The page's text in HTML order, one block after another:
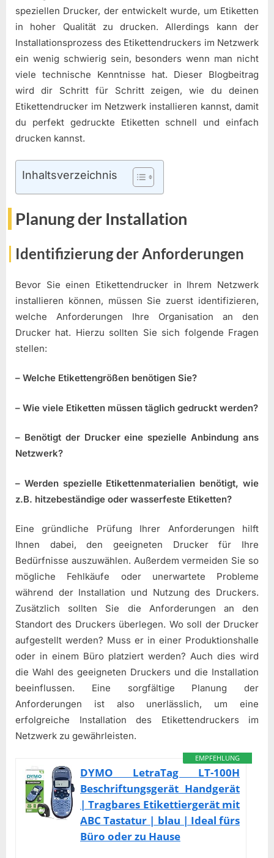
speziellen Drucker, der entwickelt wurde, um Etiketten
in hoher Qualität zu drucken. Allerdings kann der
Installationsprozess des Etikettendruckers im Netzwerk
ein wenig schwierig sein, besonders wenn man nicht
viele technische Kenntnisse hat. Dieser Blogbeitrag
wird dir Schritt für Schritt zeigen, wie du deinen
Etikettendrucker im Netzwerk installieren kannst, damit
du perfekt gedruckte Etiketten schnell und einfach
drucken kannst.
Inhaltsverzeichnis
Planung der Installation
Identifizierung der Anforderungen
Bevor Sie einen Etikettendrucker in Ihrem Netzwerk
installieren können, müssen Sie zuerst identifizieren,
welche Anforderungen Ihre Organisation an den
Drucker hat. Hierzu sollten Sie sich folgende Fragen
stellen:
– Welche Etikettengrößen benötigen Sie?
– Wie viele Etiketten müssen täglich gedruckt werden?
– Benötigt der Drucker eine spezielle Anbindung ans
Netzwerk?
– Werden spezielle Etikettenmaterialien benötigt, wie
z.B. hitzebeständige oder wasserfeste Etiketten?
Eine gründliche Prüfung Ihrer Anforderungen hilft
Ihnen dabei, den geeigneten Drucker für Ihre
Bedürfnisse auszuwählen. Außerdem vermeiden Sie so
mögliche Fehlkäufe oder unerwartete Probleme
während der Installation und Nutzung des Druckers.
Zusätzlich sollten Sie die Anforderungen an den
Standort des Druckers überlegen. Wo soll der Drucker
aufgestellt werden? Muss er in einer Produktionshalle
oder in einem Büro platziert werden? Auch dies wird
die Wahl des geeigneten Druckers und die Installation
beeinflussen. Eine sorgfältige Planung der
Anforderungen ist also unerlässlich, um eine
erfolgreiche Installation des Etikettendruckers im
Netzwerk zu gewährleisten.
EMPFEHLUNG
DYMO LetraTag LT-100H
Beschriftungsgerät Handgerät
| Tragbares Etikettiergerät mit
ABC Tastatur | blau | Ideal fürs
Büro oder zu Hause